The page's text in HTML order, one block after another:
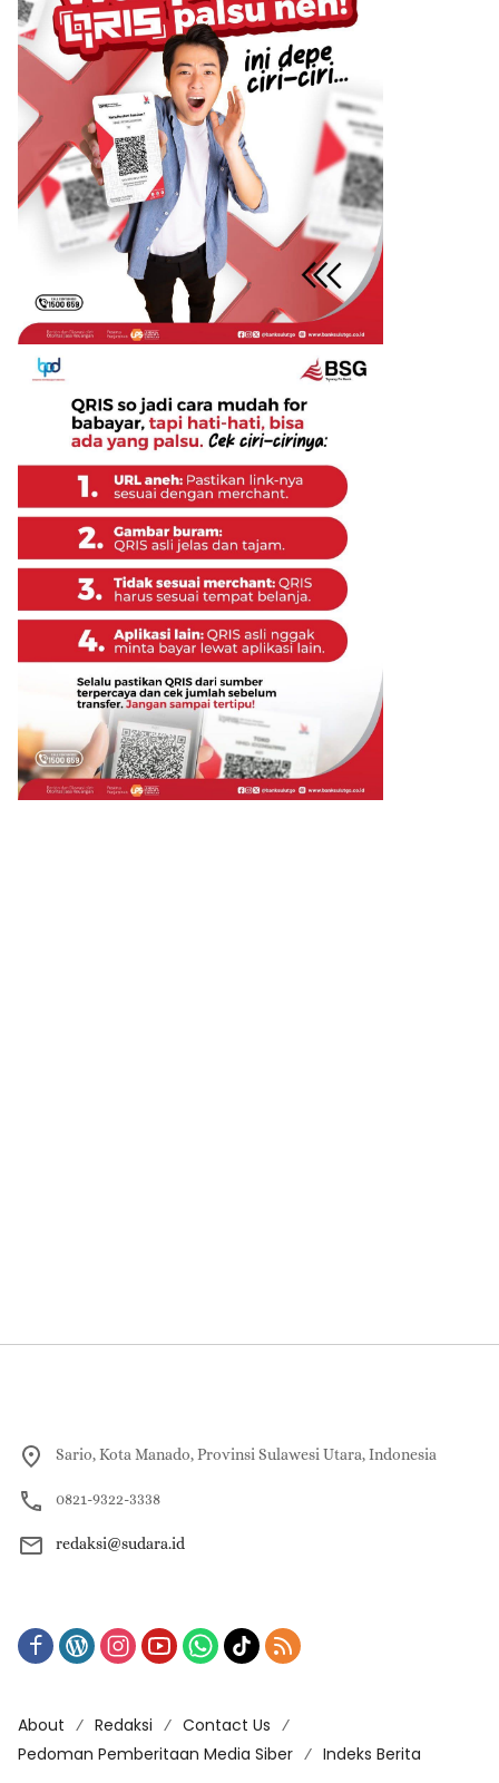
Sario, Kota Manado, Provinsi Sulawesi Utara, Indonesia
0821-9322-3338
redaksi@sudara.id
About Redaksi
Contact Us
Pedoman Pemberitaan Media Siber
Indeks Berita